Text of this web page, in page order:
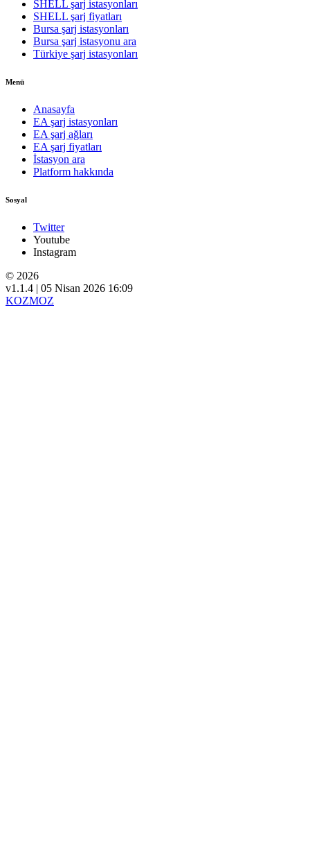
SHELL şarj istasyonları
SHELL şarj fiyatları
Bursa şarj istasyonları
Bursa şarj istasyonu ara
Türkiye şarj istasyonları
Menü
Anasayfa
EA şarj istasyonları
EA şarj ağları
EA şarj fiyatları
İstasyon ara
Platform hakkında
Sosyal
Twitter
Youtube
Instagram
© 2026
v1.1.4 | 05 Nisan 2026 16:09
KOZMOZ